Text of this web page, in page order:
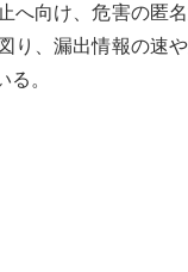
へ向け、危害の匿
り、漏出情報の速
。